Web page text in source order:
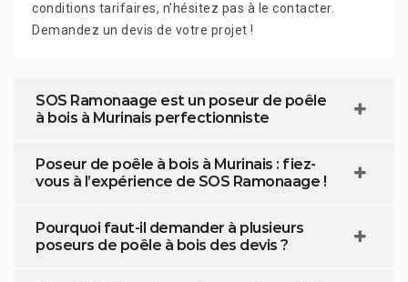
conditions tarifaires, n’hésitez pas à le contacter.
Demandez un devis de votre projet !
SOS Ramonaage est un poseur de poêle
à bois à Murinais perfectionniste
Poseur de poêle à bois à Murinais : fiez-
vous à l’expérience de SOS Ramonaage !
Pourquoi faut-il demander à plusieurs
poseurs de poêle à bois des devis ?